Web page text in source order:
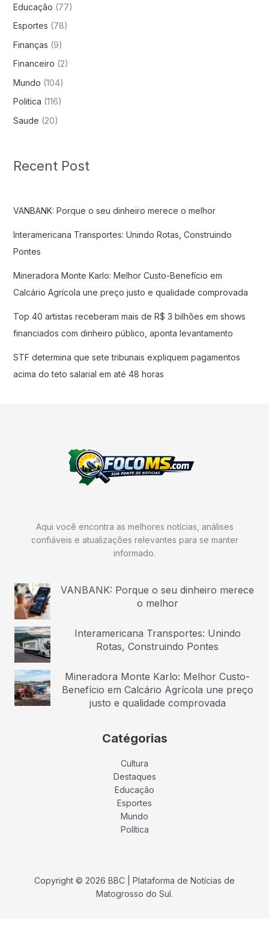
Educação (77)
Esportes (78)
Finanças (9)
Financeiro (2)
Mundo (104)
Politica (116)
Saude (20)
Recent Post
VANBANK: Porque o seu dinheiro merece o melhor
Interamericana Transportes: Unindo Rotas, Construindo
Pontes
Mineradora Monte Karlo: Melhor Custo-Benefício em
Calcário Agrícola une preço justo e qualidade comprovada
Top 40 artistas receberam mais de R$ 3 bilhões em shows
financiados com dinheiro público, aponta levantamento
STF determina que sete tribunais expliquem pagamentos
acima do teto salarial em até 48 horas
Aqui você encontra as melhores notícias, análises
confiáveis e atualizações relevantes para se manter
informado.
VANBANK: Porque o seu dinheiro merece
o melhor
Interamericana Transportes: Unindo
Rotas, Construindo Pontes
Mineradora Monte Karlo: Melhor Custo-
Benefício em Calcário Agrícola une preço
justo e qualidade comprovada
Catégorias
Cultura
Destaques
Educação
Esportes
Mundo
Política
Copyright © 2026 BBC | Plataforma de Notícias de
Matogrosso do Sul.